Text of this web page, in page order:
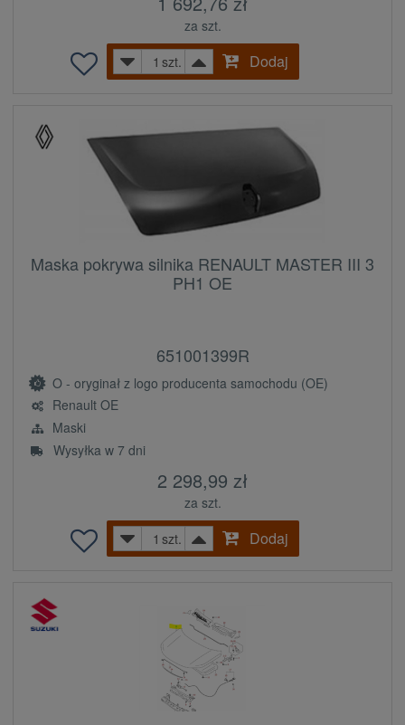
za szt.
szt.
Dodaj
Maska pokrywa silnika RENAULT MASTER III 3
PH1 OE
651001399R
O - oryginał z logo producenta samochodu (OE)
Renault OE
Maski
Wysyłka w 7 dni
2 298,99 zł
za szt.
szt.
Dodaj